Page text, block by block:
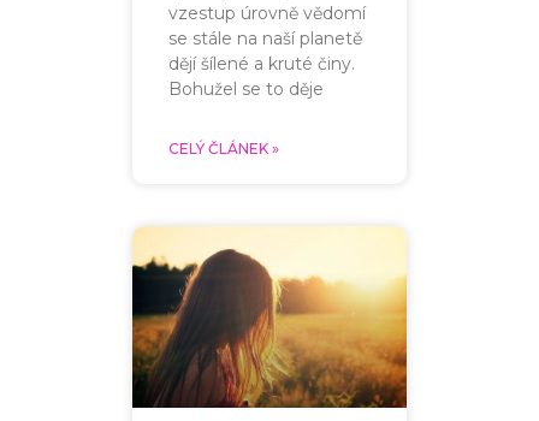
vzestup úrovně vědomí
se stále na naší planetě
dějí šílené a kruté činy.
Bohužel se to děje
CELÝ ČLÁNEK »